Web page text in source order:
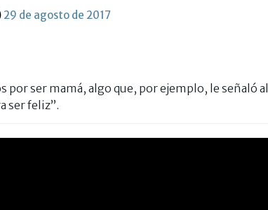
29 de agosto de 2017
por ser mamá, algo que, por ejemplo, le señaló al
ser feliz”.